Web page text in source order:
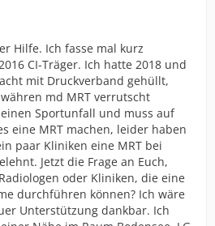
Hilfe. Ich fasse mal kurz
CI-Träger. Ich hatte 2018 und
mit Druckverband gehüllt,
md MRT verrutscht
Sportunfall und muss auf
eine MRT machen, leider haben
paar Kliniken eine MRT bei
Jetzt die Frage an Euch,
oder Kliniken, die eine
durchführen können? Ich wäre
Unterstützung dankbar. Ich